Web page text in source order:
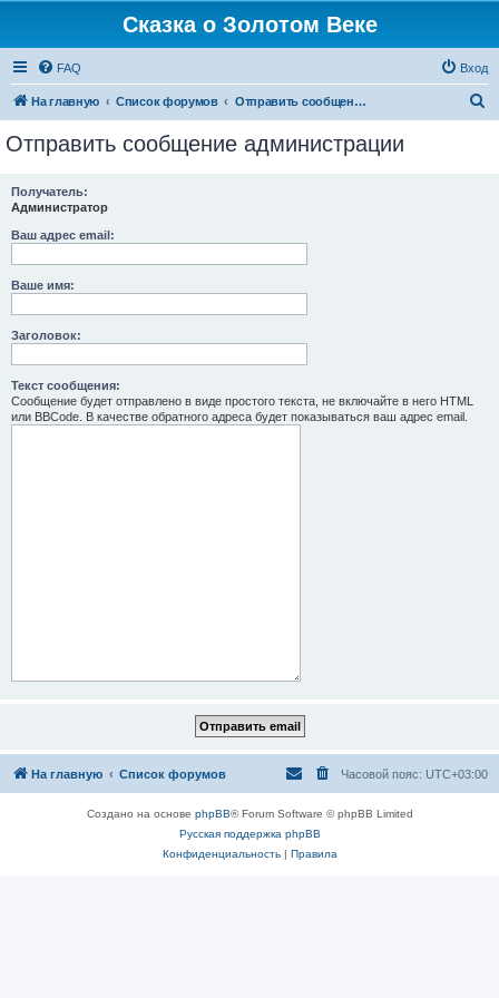
Сказка о Золотом Веке
FAQ Вход
На главную Список форумов Отправить сообщение администрации
Отправить сообщение администрации
Получатель:
Администратор
Ваш адрес email:
Ваше имя:
Заголовок:
Текст сообщения:
Сообщение будет отправлено в виде простого текста, не включайте в него HTML
или BBCode. В качестве обратного адреса будет показываться ваш адрес email.
На главную Список форумов Часовой пояс: UTC+03:00
Создано на основе phpBB® Forum Software © phpBB Limited
Русская поддержка phpBB
Конфиденциальность| Правила